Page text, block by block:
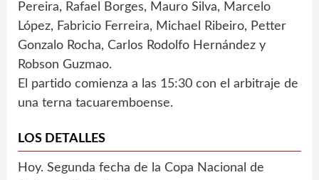
Pereira, Rafael Borges, Mauro Silva, Marcelo
López, Fabricio Ferreira, Michael Ribeiro, Petter
Gonzalo Rocha, Carlos Rodolfo Hernández y
Robson Guzmao.
El partido comienza a las 15:30 con el arbitraje de
una terna tacuaremboense.
LOS DETALLES
Hoy. Segunda fecha de la Copa Nacional de